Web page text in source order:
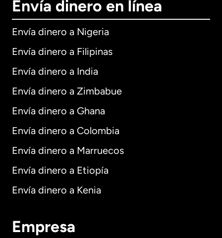
Envía dinero en línea
Envía dinero a Nigeria
Envía dinero a Filipinas
Envía dinero a India
Envía dinero a Zimbabue
Envía dinero a Ghana
Envía dinero a Colombia
Envía dinero a Marruecos
Envía dinero a Etiopía
Envía dinero a Kenia
Empresa